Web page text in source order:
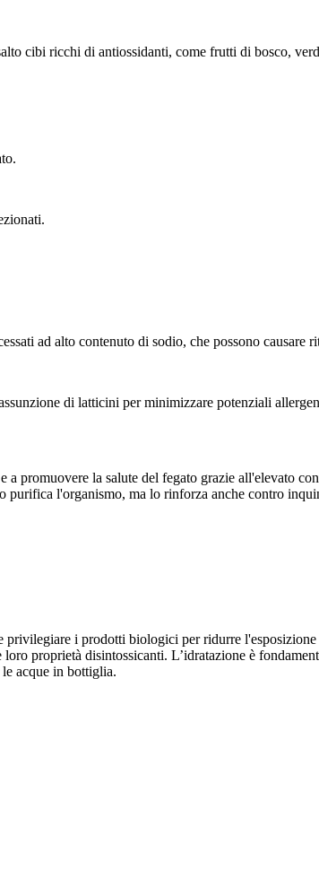
cibi ricchi di antiossidanti, come frutti di bosco,
ad alto contenuto di sodio, che possono causare
di latticini per minimizzare potenziali
a promuovere la salute del fegato grazie all'elevato
l'organismo, ma lo rinforza anche contro
privilegiare i prodotti biologici per ridurre
proprietà disintossicanti. L’idratazione è
le acque in bottiglia.